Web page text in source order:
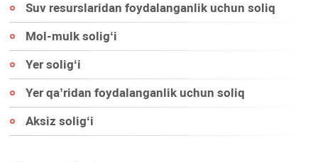
Suv resurslaridan foydalanganlik uchun soliq
Mol-mulk soligʻi
Yer soligʻi
Yer qa’ridan foydalanganlik uchun soliq
Aksiz soligʻi